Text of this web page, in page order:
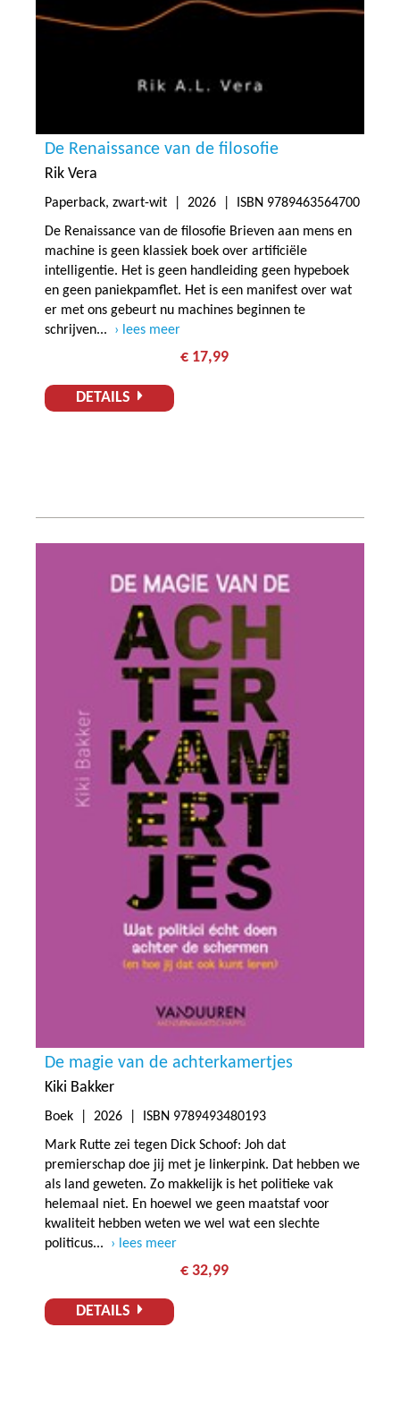
De Renaissance van de filosofie
Rik Vera
Paperback, zwart-wit | 2026 | ISBN 9789463564700
De Renaissance van de filosofie Brieven aan mens en
machine is geen klassiek boek over artificiële
intelligentie. Het is geen handleiding geen hypeboek
en geen paniekpamflet. Het is een manifest over wat
er met ons gebeurt nu machines beginnen te
schrijven...
lees meer
€ 17,99
DETAILS
De magie van de achterkamertjes
Kiki Bakker
Boek | 2026 | ISBN 9789493480193
Mark Rutte zei tegen Dick Schoof: Joh dat
premierschap doe jij met je linkerpink. Dat hebben we
als land geweten. Zo makkelijk is het politieke vak
helemaal niet. En hoewel we geen maatstaf voor
kwaliteit hebben weten we wel wat een slechte
politicus...
lees meer
€ 32,99
DETAILS